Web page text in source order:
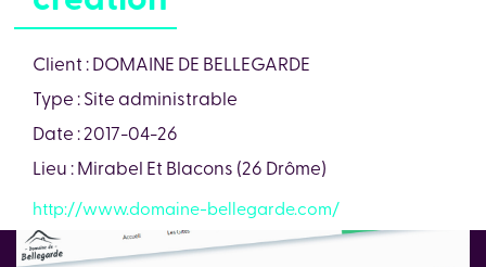
Client : DOMAINE DE BELLEGARDE
Type : Site administrable
Date : 2017-04-26
Lieu : Mirabel Et Blacons (26 Drôme)
http://www.domaine-bellegarde.com/